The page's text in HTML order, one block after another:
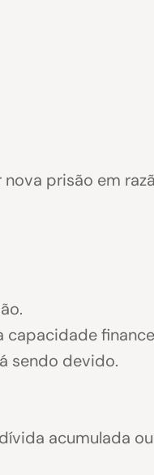
prisão em
capacidade
sendo devido.
acumulada ou